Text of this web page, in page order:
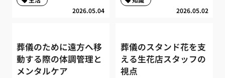
2026.05.04 2026.05.02
葬儀のために遠方へ移
動する際の体調管理と
メンタルケア
葬儀のスタンド花を支
える生花店スタッフの
視点